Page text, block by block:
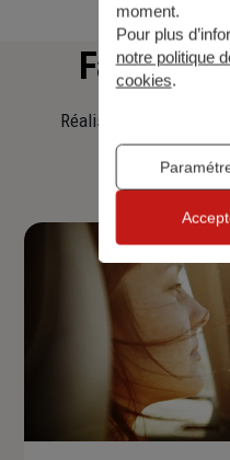
Faites
Réalisez une
habitation,
moment.
Pour plus
notre politique
cookies.